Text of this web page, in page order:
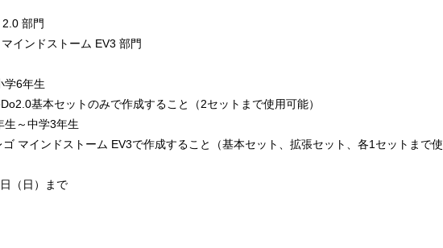
2.0 部⾨
マインドストーム EV3 部⾨
学6年生
基本セットのみで作成すること（2セットまで使用可能）
生～中学3年生
ゴ マインドストーム EV3で作成すること（基本セット、拡張セット、各1セットまで使
（日）まで